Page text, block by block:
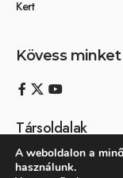
Kert
Kövess minket
Társoldalak
Otthon és dekoráció
A weboldalon a
használunk.